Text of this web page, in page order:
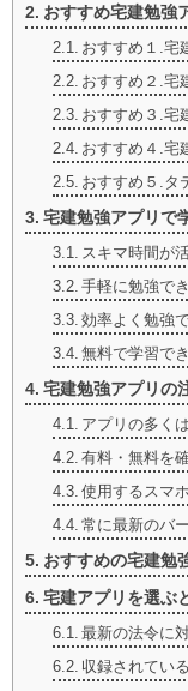
おすすめ宅建勉強
おすすめ１.宅
おすすめ２.宅
おすすめ３.宅
おすすめ４.宅
おすすめ５.タ
宅建勉強アプリで
スキマ時間が
手軽に勉強で
効率よく勉強
無料で学習で
宅建勉強アプリの
アプリの多く
有料・無料を
使用するスマ
常に最新のバ
おすすめの宅建勉
宅建アプリを選ぶ
最新の法令に
収録されてい